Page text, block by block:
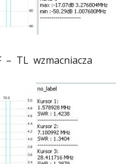
– TL wzmacniacza